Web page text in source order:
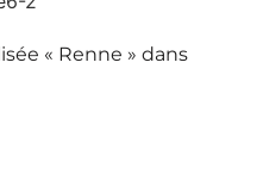
« Renne » dans